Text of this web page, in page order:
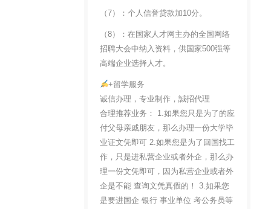
（7）：个人信誉贷款加10分。
（8）：在国家人才网主办的全国网络
招聘大会中纳入资料，供国家500强等
高端企业选择人才。
+留学服务
诚信办理，专业制作，誠招代理
合理推荐业务： 1.如果您只是为了的应
付父母亲戚朋友，那么办理一份大学毕
业证文凭即可 2.如果您是为了回国找工
作，只是进私营企业或者外企，那么办
理一份文凭即可，因为私营企业或者外
企是不能 查询文凭真假的！ 3.如果您
是要进国企 银行 事业单位 考公务员等